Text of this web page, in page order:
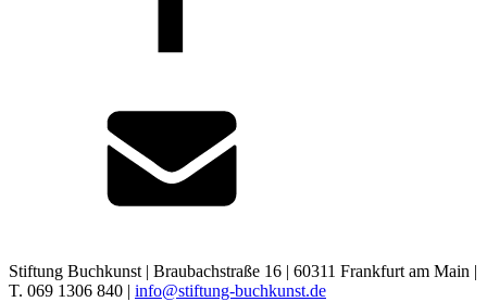
Stiftung Buchkunst | Braubachstraße 16 | 60311 Frankfurt am Main |
T. 069 1306 840 | info@stiftung-buchkunst.de